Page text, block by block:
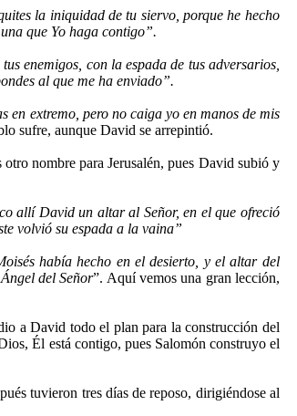
la iniquidad de tu siervo, porque he hecho
que Yo haga contigo”.
enemigos, con la espada de tus adversarios,
al que me ha enviado”.
en extremo, pero no caiga yo en manos de mis
sufre, aunque David se arrepintió.
otro nombre para Jerusalén, pues David subió y
allí David un altar al Señor, en el que ofreció
volvió su espada a la vaina”
había hecho en el desierto, y el altar del
del Señor”. Aquí vemos una gran lección,
a David todo el plan para la construcción del
Él está contigo, pues Salomón construyo el
tuvieron tres días de reposo, dirigiéndose al